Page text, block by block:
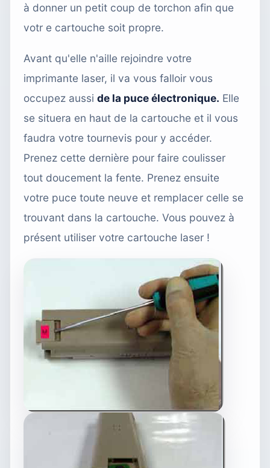
à donner un petit coup de torchon afin que
votr e cartouche soit propre.
Avant qu'elle n'aille rejoindre votre
imprimante laser, il va vous falloir vous
occupez aussi de la puce électronique. Elle
se situera en haut de la cartouche et il vous
faudra votre tournevis pour y accéder.
Prenez cette dernière pour faire coulisser
tout doucement la fente. Prenez ensuite
votre puce toute neuve et remplacer celle se
trouvant dans la cartouche. Vous pouvez à
présent utiliser votre cartouche laser !